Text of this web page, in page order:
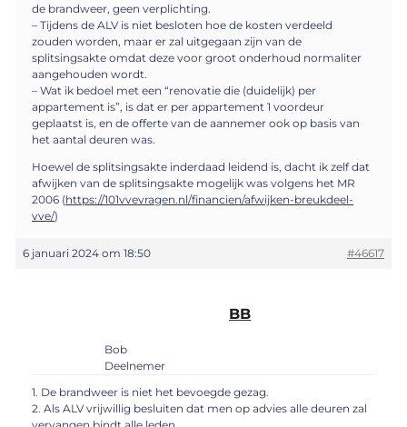
de brandweer, geen verplichting.
– Tijdens de ALV is niet besloten hoe de kosten verdeeld
zouden worden, maar er zal uitgegaan zijn van de
splitsingsakte omdat deze voor groot onderhoud normaliter
aangehouden wordt.
– Wat ik bedoel met een “renovatie die (duidelijk) per
appartement is”, is dat er per appartement 1 voordeur
geplaatst is, en de offerte van de aannemer ook op basis van
het aantal deuren was.
Hoewel de splitsingsakte inderdaad leidend is, dacht ik zelf dat
afwijken van de splitsingsakte mogelijk was volgens het MR
2006 (https://101vvevragen.nl/financien/afwijken-breukdeel-
vve/)
6 januari 2024 om 18:50 #46617
BB
Bob
Deelnemer
1. De brandweer is niet het bevoegde gezag.
2. Als ALV vrijwillig besluiten dat men op advies alle deuren zal